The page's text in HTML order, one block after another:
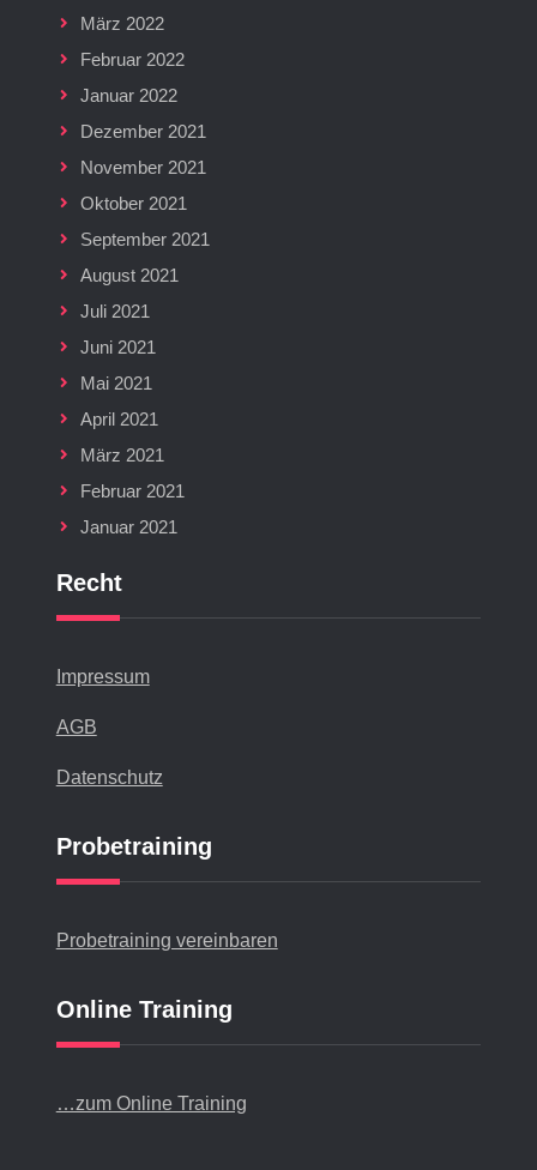
März 2022
Februar 2022
Januar 2022
Dezember 2021
November 2021
Oktober 2021
September 2021
August 2021
Juli 2021
Juni 2021
Mai 2021
April 2021
März 2021
Februar 2021
Januar 2021
Recht
Impressum
AGB
Datenschutz
Probetraining
Probetraining vereinbaren
Online Training
…zum Online Training